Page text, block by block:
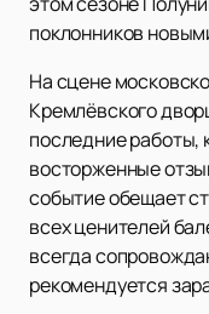
поклонников
На сцене
Кремлёвского
последние работы,
восторженные
событие обещает
всех ценителей
всегда
рекомендуется